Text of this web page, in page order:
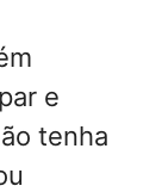
e
tenha